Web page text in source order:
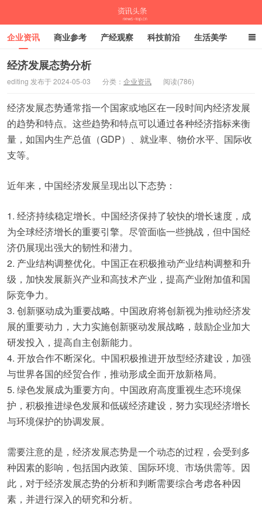
企业资讯 商业参考 产经观察 科技前沿 生活美学
时尚潮流 母婴亲子
经济发展态势分析
editing 发布于 2024-05-03 分类： 企业资讯 阅读(786)
经济发展态势通常指一个国家或地区在一段时间内经济发展
的趋势和特点。这些趋势和特点可以通过各种经济指标来衡
量，如国内生产总值（GDP）、就业率、物价水平、国际收
支等。
近年来，中国经济发展呈现出以下态势：
1. 经济持续稳定增长。中国经济保持了较快的增长速度，成
为全球经济增长的重要引擎。尽管面临一些挑战，但中国经
济仍展现出强大的韧性和潜力。
2. 产业结构调整优化。中国正在积极推动产业结构调整和升
级，加快发展新兴产业和高技术产业，提高产业附加值和国
际竞争力。
3. 创新驱动成为重要战略。中国政府将创新视为推动经济发
展的重要动力，大力实施创新驱动发展战略，鼓励企业加大
研发投入，提高自主创新能力。
4. 开放合作不断深化。中国积极推进开放型经济建设，加强
与世界各国的经贸合作，推动形成全面开放新格局。
5. 绿色发展成为重要方向。中国政府高度重视生态环境保
护，积极推进绿色发展和低碳经济建设，努力实现经济增长
与环境保护的协调发展。
需要注意的是，经济发展态势是一个动态的过程，会受到多
种因素的影响，包括国内政策、国际环境、市场供需等。因
此，对于经济发展态势的分析和判断需要综合考虑各种因
素，并进行深入的研究和分析。